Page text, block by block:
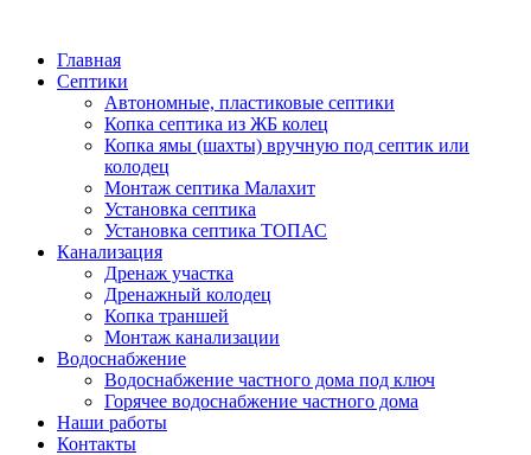
основному
содержанию
Главная
Септики
Автономные, пластиковые септики
Копка септика из ЖБ колец
Копка ямы (шахты) вручную под септик или
колодец
Монтаж септика Малахит
Установка септика
Установка септика ТОПАС
Канализация
Дренаж участка
Дренажный колодец
Копка траншей
Монтаж канализации
Водоснабжение
Водоснабжение частного дома под ключ
Горячее водоснабжение частного дома
Наши работы
Контакты